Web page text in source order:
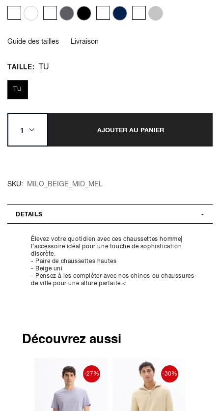
Guide des tailles Livraison
TAILLE TU
TU
AJOUTER AU PANIER
SKU MILO_BEIGE_MID_MEL
DETAILS
Élevez votre quotidien avec ces chaussettes homme|
l'accessoire idéal pour une touche de sophistication
discrète.
- Paire de chaussettes hautes
- Beige uni
- Pensez à les compléter avec nos chinos ou chaussures
de ville pour une allure parfaite.<
Découvrez aussi
-27% -30%